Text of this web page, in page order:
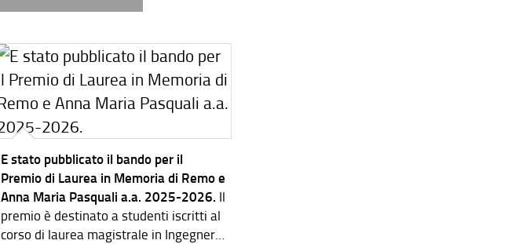
E stato pubblicato il bando per il
Premio di Laurea in Memoria di Remo e
Anna Maria Pasquali a.a. 2025-2026. Il
premio è destinato a studenti iscritti al
corso di laurea magistrale in Ingegneria